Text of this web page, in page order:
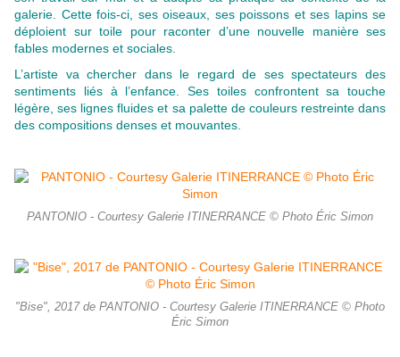
galerie. Cette fois-ci, ses oiseaux, ses poissons et ses lapins se
déploient sur toile pour raconter d’une nouvelle manière ses
fables modernes et sociales.
L’artiste va chercher dans le regard de ses spectateurs des
sentiments liés à l’enfance. Ses toiles confrontent sa touche
légère, ses lignes fluides et sa palette de couleurs restreinte dans
des compositions denses et mouvantes.
PANTONIO - Courtesy Galerie ITINERRANCE © Photo Éric Simon
"Bise", 2017 de PANTONIO - Courtesy Galerie ITINERRANCE © Photo
Éric Simon